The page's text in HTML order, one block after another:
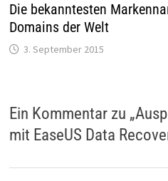
Die bekanntesten
Domains der Welt
3. September 2015
Ein Kommentar zu „
mit EaseUS Data